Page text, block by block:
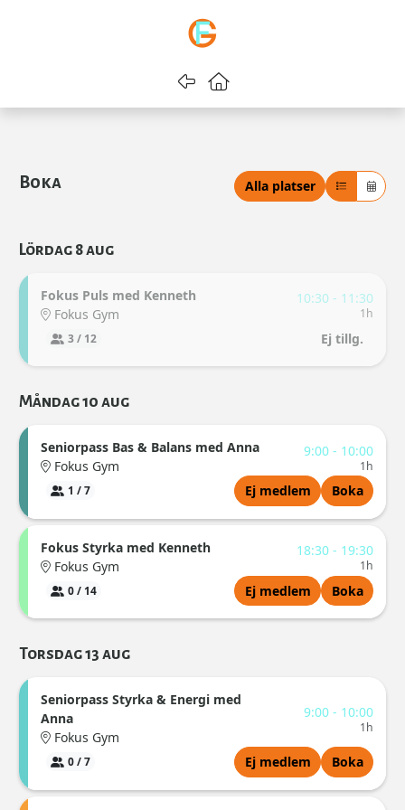
Gå tillbakaGå till startsidan
Boka Alla platser
Lördag 8 aug
10:30 - 11:30
1h
Fokus Puls med Kenneth
Fokus Gym
3 / 12 Ej tillg.
Måndag 10 aug
9:00 - 10:00
1h
Seniorpass Bas & Balans med Anna
Fokus Gym
1 / 7 Ej medlem Boka
18:30 - 19:30
1h
Fokus Styrka med Kenneth
Fokus Gym
0 / 14 Ej medlem Boka
Torsdag 13 aug
9:00 - 10:00
1h
Seniorpass Styrka & Energi med
Anna
Fokus Gym
0 / 7 Ej medlem Boka